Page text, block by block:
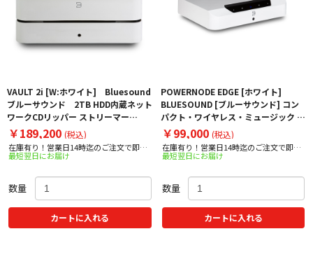
VAULT 2i [W:ホワイト] Bluesound
ブルーサウンド 2TB HDD内蔵ネット
ワークCDリッパー ストリーマー
VAULT2I
￥189,200 (税込)
在庫有り！営業日14時迄のご注文で即日
出荷！
最短翌日にお届け
数量
カートに入れる
POWERNODE EDGE [ホワイト]
BLUESOUND [ブルーサウンド] コン
パクト・ワイヤレス・ミュージック ス
トリーミングアンプ 下取り査定額
20%アップ実施中！
￥99,000 (税込)
在庫有り！営業日14時迄のご注文で即日
出荷！
最短翌日にお届け
数量
カートに入れる